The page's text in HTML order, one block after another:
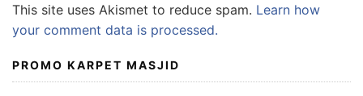
This site uses Akismet to reduce spam. Learn how
your comment data is processed.
PROMO KARPET MASJID